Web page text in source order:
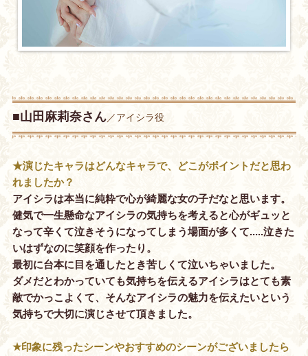
■山田麻莉奈さん／アイシラ役
★演じたキャラはどんなキャラで、どこがポイントだと思わ
れましたか？
アイシラは本当に純粋で心が綺麗な女の子だなと思います。
健気で一生懸命なアイシラの気持ちを考えると心がギュッと
なって辛くて泣きそうになってしまう場面が多くて.....泣きた
いはずなのに笑顔を作ったり。
最初に台本に目を通したとき苦しくて泣いちゃいました。
ダメだとわかっていても気持ちを伝えるアイシラはとても素
敵でかっこよくて、そんなアイシラの魅力を伝えたいという
気持ちで大切に演じさせて頂きました。
★印象に残ったシーンやおすすめのシーンがございましたら